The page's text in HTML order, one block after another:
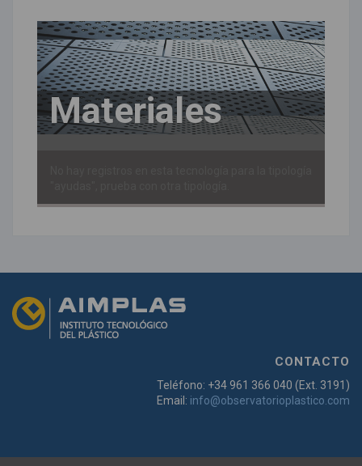
Materiales
CONTACTO
Teléfono: +34 961 366 040 (Ext. 3191)
Email: info@observatorioplastico.com